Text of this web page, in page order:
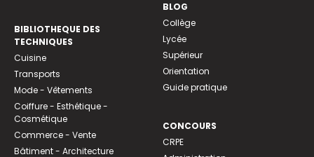
BIBLIOTHEQUE DES
TECHNIQUES
Cuisine
Transports
Mode - Vêtements
Coiffure - Esthétique -
Cosmétique
Commerce - Vente
Bâtiment - Architecture
BLOG
Collège
Lycée
Supérieur
Orientation
Guide pratique
CONCOURS
CRPE